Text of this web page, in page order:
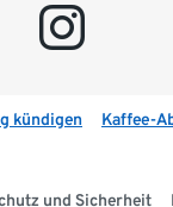
instagram
kündigen Kaffee-
und Sicherheit